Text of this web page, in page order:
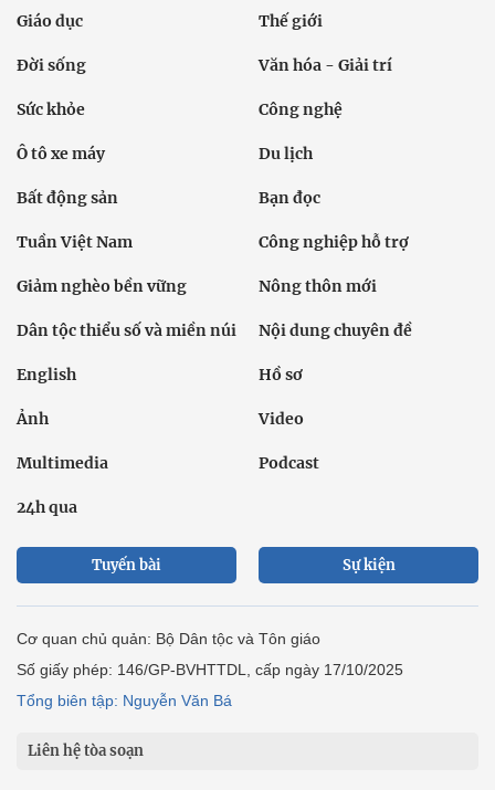
Giáo dục Thế giới
Đời sống Văn hóa - Giải trí
Sức khỏe Công nghệ
Ô tô xe máy Du lịch
Bất động sản Bạn đọc
Tuần Việt Nam Công nghiệp hỗ trợ
Giảm nghèo bền vững Nông thôn mới
Dân tộc thiểu số và miền núi Nội dung chuyên đề
English Hồ sơ
Ảnh Video
Multimedia Podcast
24h qua
Tuyến bài Sự kiện
Cơ quan chủ quản: Bộ Dân tộc và Tôn giáo
Số giấy phép: 146/GP-BVHTTDL, cấp ngày 17/10/2025
Tổng biên tập: Nguyễn Văn Bá
Liên hệ tòa soạn